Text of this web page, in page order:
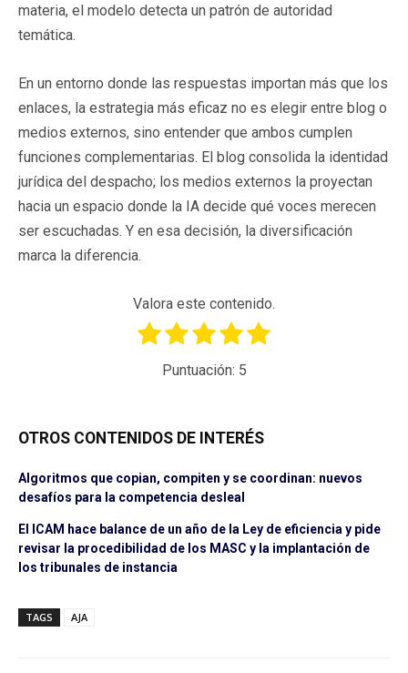
materia, el modelo detecta un patrón de autoridad
temática.
En un entorno donde las respuestas importan más que los
enlaces, la estrategia más eficaz no es elegir entre blog o
medios externos, sino entender que ambos cumplen
funciones complementarias. El blog consolida la identidad
jurídica del despacho; los medios externos la proyectan
hacia un espacio donde la IA decide qué voces merecen
ser escuchadas. Y en esa decisión, la diversificación
marca la diferencia.
Valora este contenido.
Puntuación: 5
OTROS CONTENIDOS DE INTERÉS
Algoritmos que copian, compiten y se coordinan: nuevos
desafíos para la competencia desleal
El ICAM hace balance de un año de la Ley de eficiencia y pide
revisar la procedibilidad de los MASC y la implantación de
los tribunales de instancia
TAGS AJA